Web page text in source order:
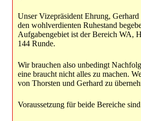
Unser Vizepräsident Ehrung,
den wohlverdienten Ruhestand
Aufgabengebiet ist der Bereich WA,
144 Runde.
Wir brauchen also unbedingt
eine braucht nicht alles zu machen.
von Thorsten und Gerhard zu
Voraussetzung für beide Bereiche